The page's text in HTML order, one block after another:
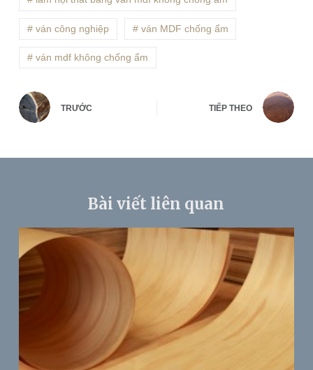
# ván công nghiệp # ván MDF chống ẩm
# ván mdf không chống ẩm
TRƯỚC TIẾP THEO
Bài viết liên quan